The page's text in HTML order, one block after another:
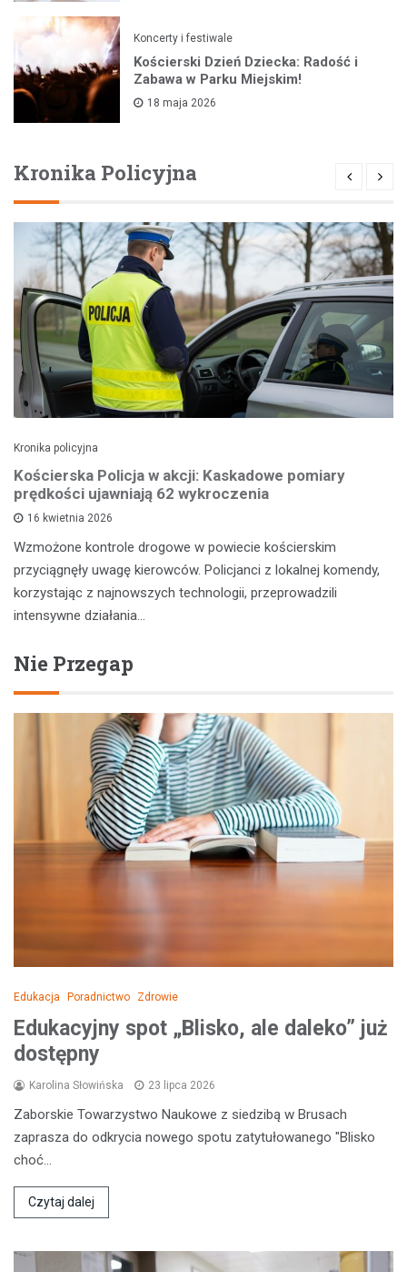
Koncerty i festiwale
Kościerski Dzień Dziecka: Radość i
Zabawa w Parku Miejskim!
18 maja 2026
Kronika Policyjna
Kronika policyjna
Kościerska Policja w akcji: Kaskadowe pomiary
prędkości ujawniają 62 wykroczenia
16 kwietnia 2026
Wzmożone kontrole drogowe w powiecie kościerskim
przyciągnęły uwagę kierowców. Policjanci z lokalnej komendy,
korzystając z najnowszych technologii, przeprowadzili
intensywne działania…
Nie Przegap
Edukacja Poradnictwo Zdrowie
Edukacyjny spot „Blisko, ale daleko” już
dostępny
Karolina Słowińska 23 lipca 2026
Zaborskie Towarzystwo Naukowe z siedzibą w Brusach
zaprasza do odkrycia nowego spotu zatytułowanego "Blisko
choć…
Czytaj dalej